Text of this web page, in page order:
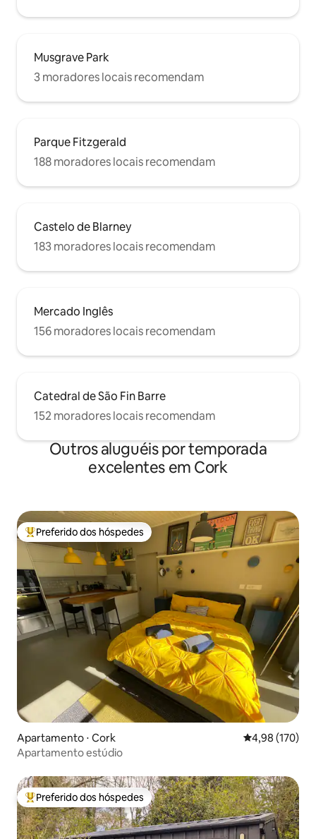
Musgrave Park
3 moradores locais recomendam
Parque Fitzgerald
188 moradores locais recomendam
Castelo de Blarney
183 moradores locais recomendam
Mercado Inglês
156 moradores locais recomendam
Catedral de São Fin Barre
152 moradores locais recomendam
Outros aluguéis por temporada
excelentes em Cork
Entre os melhores preferidos dos hóspedes
Preferido dos hóspedes
Apartamento ⋅ Cork 4,98 de uma
4,98 (170)
Apartamento estúdio
Entre os melhores preferidos dos hóspedes
Preferido dos hóspedes